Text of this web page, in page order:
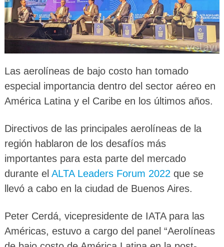
Las aerolíneas de bajo costo han tomado
especial importancia dentro del sector aéreo en
América Latina y el Caribe en los últimos años.
Directivos de las principales aerolíneas de la
región hablaron de los desafíos más
importantes para esta parte del mercado
durante el ALTA Leaders Forum 2022que se
llevó a cabo en la ciudad de Buenos Aires.
Peter Cerdá, vicepresidente de IATA para las
Américas, estuvo a cargo del panel “Aerolíneas